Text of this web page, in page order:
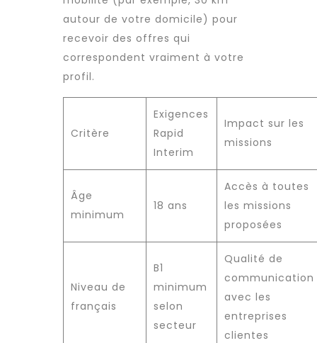
autour de votre domicile) pour
recevoir des offres qui
correspondent vraiment à votre
profil.
Critère
Exigences
Rapid
Interim
Impact sur les
missions
Âge
minimum
18 ans
Accès à toutes
les missions
proposées
Niveau de
français
B1
minimum
selon
secteur
Qualité de
communication
avec les
entreprises
clientes